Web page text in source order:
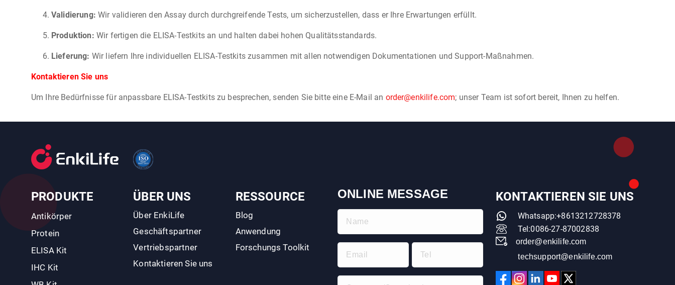
Validierung: Wir validieren den Assay durch durchgreifende Tests, um sicherzustellen, dass er Ihre Erwartungen erfüllt.
Produktion: Wir fertigen die ELISA-Testkits an und halten dabei hohen Qualitätsstandards.
Lieferung: Wir liefern Ihre individuellen ELISA-Testkits zusammen mit allen notwendigen Dokumentationen und Support-Maßnahmen.
Kontaktieren Sie uns
Um Ihre Bedürfnisse für anpassbare ELISA-Testkits zu besprechen, senden Sie bitte eine E-Mail an order@enkilife.com; unser Team ist sofort bereit, Ihnen zu helfen.
PRODUKTE
Antikörper
Protein
ELISA Kit
IHC Kit
ÜBER UNS
Über EnkiLife
Geschäftspartner
Vertriebspartner
Kontaktieren Sie uns
RESSOURCE
Blog
Anwendung
Forschungs Toolkit
ONLINE MESSAGE KONTAKTIEREN SIE UNS
Whatsapp:+8613212728378
Tel:0086-27-87002838
order@enkilife.com
techsupport@enkilife.com